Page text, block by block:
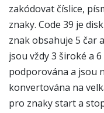
zakódovat číslice,
znaky. Code 39 je
znak obsahuje 5 čar
jsou vždy 3 široké a
podporována a jsou
konvertována na
pro znaky start a